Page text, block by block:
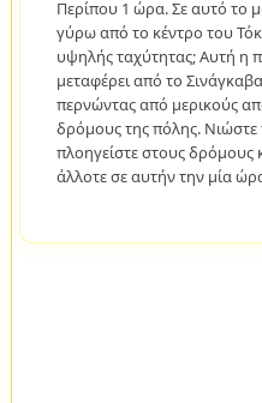
Περίπου 1 ώρα. Σε αυτό το
γύρω από το κέντρο του
υψηλής ταχύτητας; Αυτή η
μεταφέρει από το
περνώντας από μερικούς
δρόμους της πόλης.
πλοηγείστε στους δρόμους
άλλοτε σε αυτήν την μία